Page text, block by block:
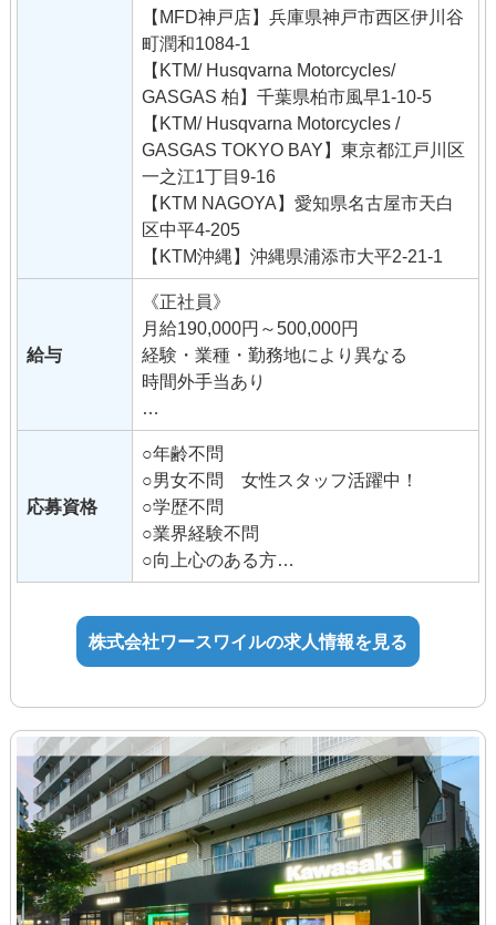
【MFD神戸店】兵庫県神戸市西区伊川谷
町潤和1084-1
【KTM/ Husqvarna Motorcycles/
GASGAS 柏】千葉県柏市風早1-10-5
【KTM/ Husqvarna Motorcycles /
GASGAS TOKYO BAY】東京都江戸川区
一之江1丁目9-16
【KTM NAGOYA】愛知県名古屋市天白
区中平4-205
【KTM沖縄】沖縄県浦添市大平2-21-1
給与
《正社員》
月給190,000円～500,000円
経験・業種・勤務地により異なる
時間外手当あり
※業界・職種経験者優遇
※バイク好きの未経験者大歓迎
・役職手当、職能手当、運転手当、営業
手当、各種資格手当等あり
・昇給年1回(10月)、賞与は業績変動年2
回(7月・12月)
定により支給
《パート・アルバイト》
◆勤務地・職能により変動
例）東京であれば1,230円～
※1日3h、週2日からでも勤務可
応募資格
○年齢不問
○男女不問 女性スタッフ活躍中！
○学歴不問
○業界経験不問
○向上心のある方
○好奇心のある方
○外国籍の方も在籍中
株式会社ワースワイルの求人情報を見る